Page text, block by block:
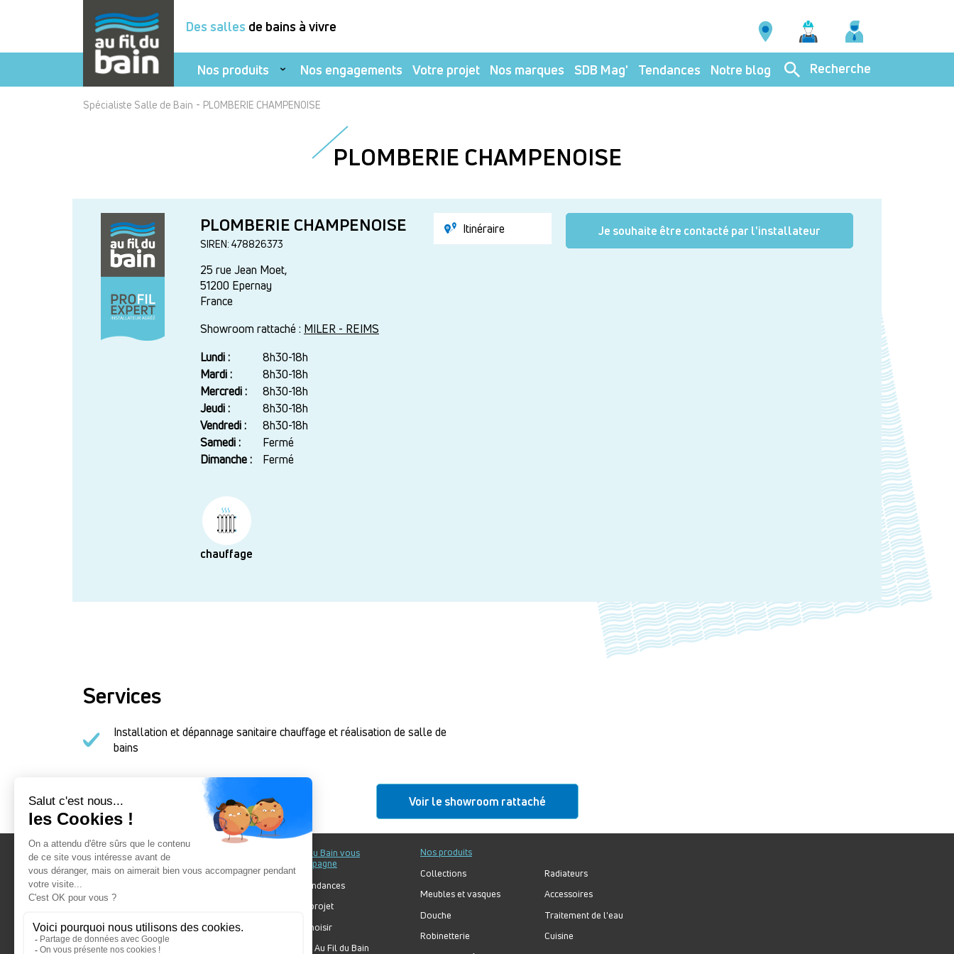
Des salles de bains à vivre
Nos produits Nos engagements Votre projet Nos marques SDB Mag' Tendances Notre blog Recherche
Spécialiste Salle de Bain - PLOMBERIE CHAMPENOISE
PLOMBERIE CHAMPENOISE
PLOMBERIE CHAMPENOISE
SIREN: 478826373
25 rue Jean Moet,
51200 Epernay
France
Showroom rattaché : MILER - REIMS
Jour
Plage
horaire
Lundi :
8h30-18h
Mardi :
8h30-18h
Mercredi :
8h30-18h
Jeudi :
8h30-18h
Vendredi :
8h30-18h
Samedi :
Fermé
Dimanche :
Fermé
chauffage
Itinéraire Je souhaite être contacté par l'installateur
Services
Installation et dépannage sanitaire chauffage et réalisation de salle de
bains
Voir le showroom rattaché
Au fil du Bain
Nos showrooms
Nos engagements
Au fil du Bain vous
accompagne
Nos tendances
Votre projet
Bien choisir
Forum Au Fil du Bain
Nos produits
Collections
Meubles et vasques
Douche
Robinetterie
Radiateurs
Accessoires
Traitement de l'eau
Cuisine